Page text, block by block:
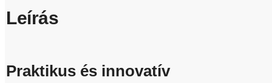
Leírás
Praktikus és innovatív